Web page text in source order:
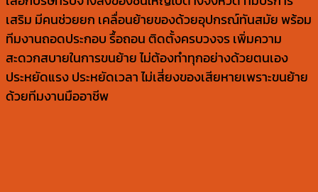
เสริม มีคนช่วยยก เคลื่อนย้ายของด้วยอุปกรณ์ทันสมัย พร้อม
ทีมงานถอดประกอบ รื้อถอน ติดตั้งครบวงจร เพิ่มความ
สะดวกสบายในการขนย้าย ไม่ต้องทำทุกอย่างด้วยตนเอง
ประหยัดแรง ประหยัดเวลา ไม่เสี่ยงของเสียหายเพราะขนย้าย
ด้วยทีมงานมืออาชีพ